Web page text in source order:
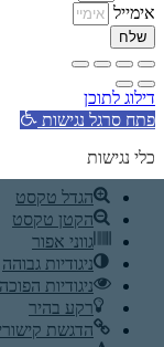
אימייל
שלח
דילוג לתוכן
פתח סרגל נגישות
כלי נגישות
הגדל טקסט
הקטן טקסט
גווני אפור
ניגודיות גבוהה
ניגודיות הפוכה
רקע בהיר
הדגשת